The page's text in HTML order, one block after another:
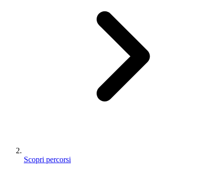
Scopri percorsi